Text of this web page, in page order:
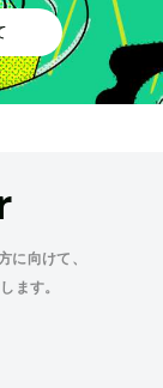
に向けて、
ます。